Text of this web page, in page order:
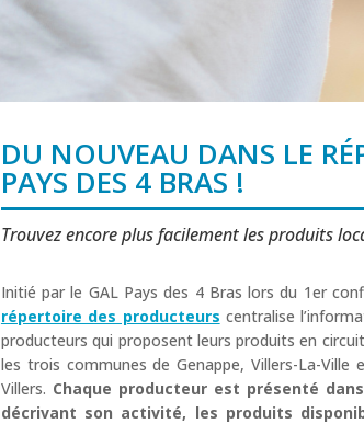
DU NOUVEAU DANS LE
PAYS DES 4 BRAS !
Trouvez encore plus facilement les produits
Initié par le GAL Pays des 4 Bras lors du 1er
répertoire des producteurs centralise
producteurs qui proposent leurs produits en
les trois communes de Genappe, Villers-La-Ville
Villers. Chaque producteur est présenté
décrivant son activité, les produits